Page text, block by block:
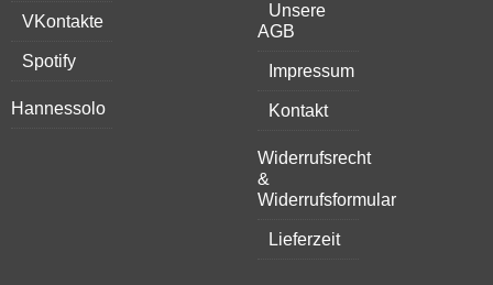
VKontakte
Spotify
Hannessolo
Unsere
AGB
Impressum
Kontakt
Widerrufsrecht
&
Widerrufsformular
Lieferzeit